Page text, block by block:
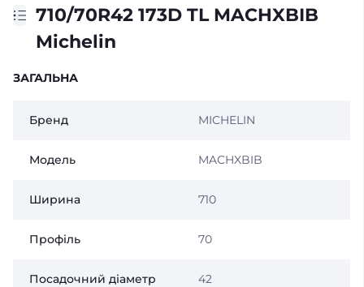
710/70R42 173D TL MACHXBIB
Michelin
ЗАГАЛЬНА
Бренд MICHELIN
Модель MACHXBIB
Ширина 710
Профіль 70
Посадочний діаметр 42